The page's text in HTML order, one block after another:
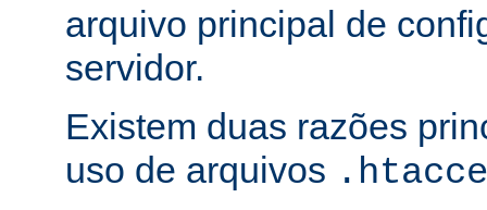
arquivo principal de
servidor.
Existem duas razões
uso de arquivos